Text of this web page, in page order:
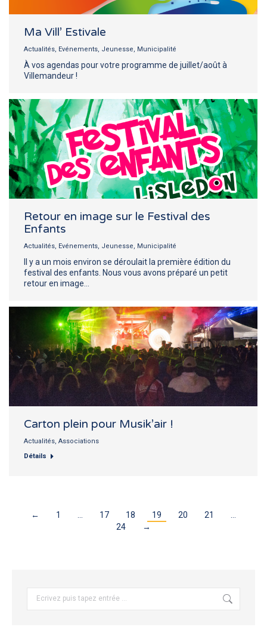
Ma Vill’ Estivale
Actualités, Evénements, Jeunesse, Municipalité
À vos agendas pour votre programme de juillet/août à
Villemandeur !
Retour en image sur le Festival des
Enfants
Actualités, Evénements, Jeunesse, Municipalité
Il y a un mois environ se déroulait la première édition du
festival des enfants. Nous vous avons préparé un petit
retour en image…
Carton plein pour Musik’air !
Actualités, Associations
Détails
← 1 17 18 19 20 21
24
→